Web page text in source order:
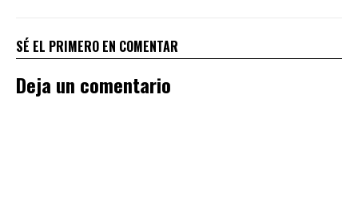
SÉ EL PRIMERO EN COMENTAR
Deja un comentario